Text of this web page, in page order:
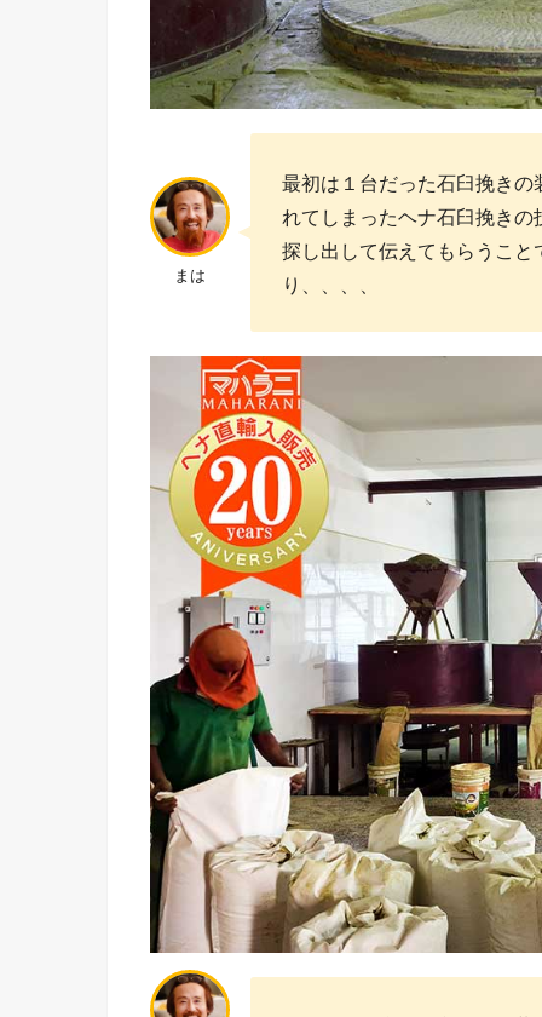
まは
最初は１台だった石臼挽き
れてしまったヘナ石臼挽き
探し出して伝えてもらうこ
り、、、、